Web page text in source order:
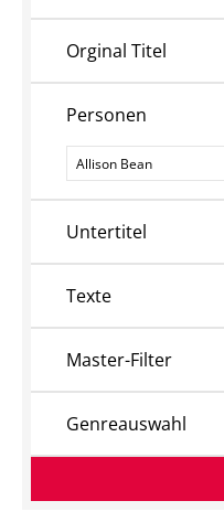
Orginal Titel
Personen
Personen
Untertitel
Texte
Master-Filter
Genreauswahl